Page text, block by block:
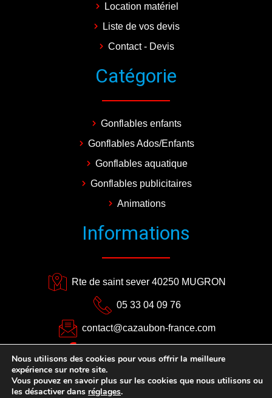
Location matériel
Liste de vos devis
Contact - Devis
Catégorie
Gonflables enfants
Gonflables Ados/Enfants
Gonflables aquatique
Gonflables publicitaires
Animations
Informations
Rte de saint sever 40250 MUGRON
05 33 04 09 76
contact@cazaubon-france.com
Plan du site –Mentions légales
Nous utilisons des cookies pour vous offrir la meilleure
expérience sur notre site.
Vous pouvez en savoir plus sur les cookies que nous utilisons ou
les désactiver dans réglages.